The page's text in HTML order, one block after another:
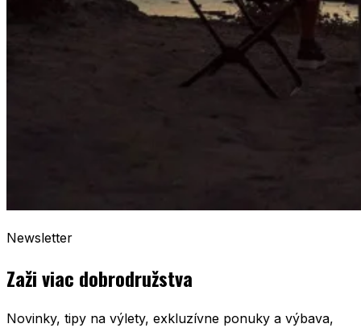
Newsletter
Zaži viac dobrodružstva
Novinky, tipy na výlety, exkluzívne ponuky a výbava,